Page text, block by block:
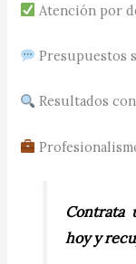
Atención por
Presupuestos
Resultados
Contrata
hoy y